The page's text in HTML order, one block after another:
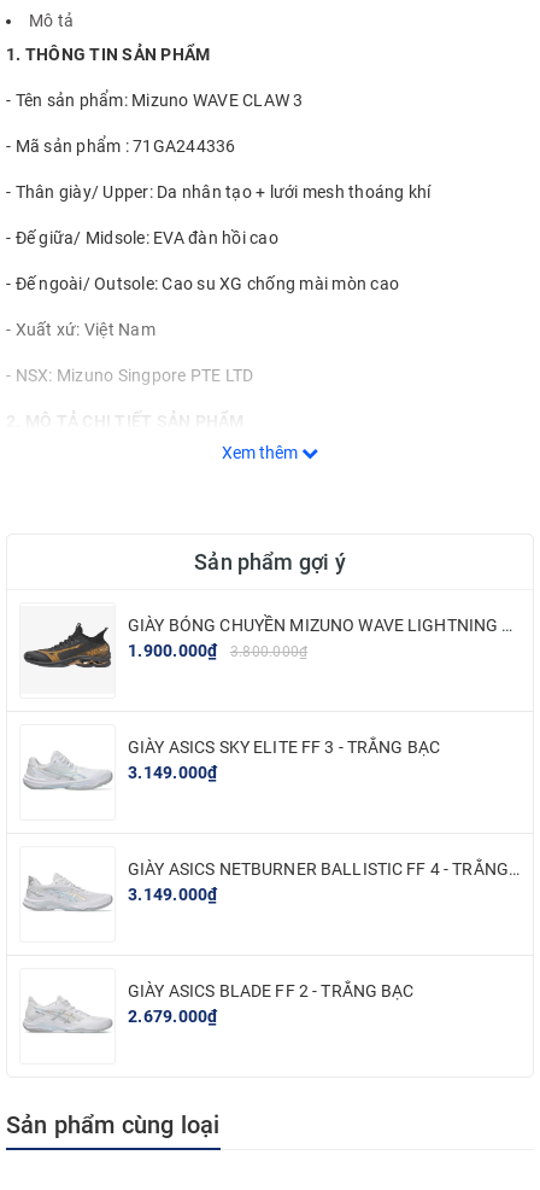
Mô tả
1. THÔNG TIN SẢN PHẨM
- Tên sản phẩm: Mizuno WAVE CLAW 3
- Mã sản phẩm : 71GA244336
- Thân giày/ Upper: Da nhân tạo + lưới mesh thoáng khí
- Đế giữa/ Midsole: EVA đàn hồi cao
- Đế ngoài/ Outsole: Cao su XG chống mài mòn cao
- Xuất xứ: Việt Nam
- NSX: Mizuno Singpore PTE LTD
2. MÔ TẢ CHI TIẾT SẢN PHẨM
sản phẩm trong phân khúc cao cấp dành cho người chơi phong trào
Mizuno Wave Claw 3 được trang bị lớp da mềm mại như da thật, tạo
nên sự đẳng cấp và phong cách chuyên nghiệp trên sân. Đặc
Điểm đáng chú ý nhất trong cải tiến giày cầu lôngMizuno Wave
Claw 3khi trọng lượng nhẹ hơn khoảng 10 gram so với Wave Claw
Chất liệu đế giữa cao cấp mới mang đến lớp đệm mềm mại và khả
năng nhanh chóng phục hồi về trạng thái sẵn sàng sau những bước
giảm nguy cơ gây tổn thương và mệt mỏi cho cơ xương, khớp chân.
Đế giày Mizuno Wave Claw 3 được trang bị lớp cao su cao cấp có độ
Tóm lại, nếu bạn đang tìm kiếm một đôi giày cầu lông cao cấp với sự
hỗ trợ toàn diện, trọng lượng nhẹ cùng độ êm ái hàng đầu hiện
Xem thêm
Sản phẩm gợi ý
GIÀY BÓNG CHUYỀN MIZUNO WAVE LIGHTNING NEO 2 - ĐEN VÀNG
1.900.000₫
3.800.000₫
GIÀY ASICS SKY ELITE FF 3 - TRẮNG BẠC
3.149.000₫
GIÀY ASICS NETBURNER BALLISTIC FF 4 - TRẮNG BẠC
3.149.000₫
GIÀY ASICS BLADE FF 2 - TRẮNG BẠC
2.679.000₫
Sản phẩm cùng loại